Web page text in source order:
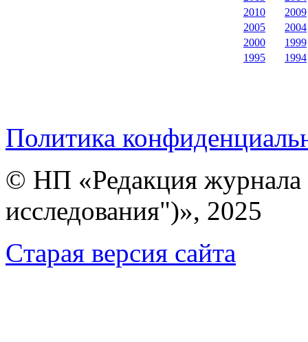
2010
2009
2005
2004
2000
1999
1995
1994
Политика
© НП «Редакция
исследования")», 2025
Cтарая версия сайта